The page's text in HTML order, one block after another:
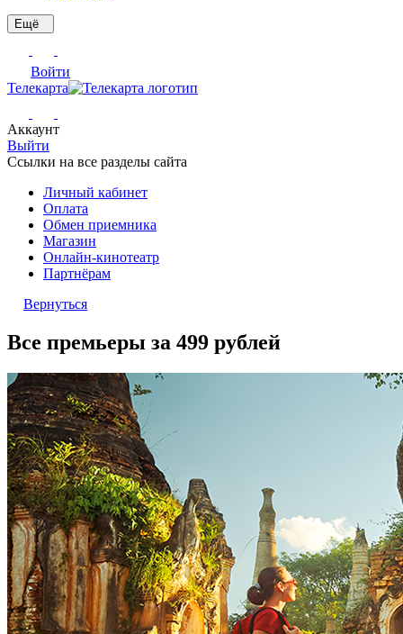
Ещё
Войти
Телекарта
Аккаунт
Выйти
Ссылки на все разделы сайта
Личный кабинет
Оплата
Обмен приемника
Магазин
Онлайн-кинотеатр
Партнёрам
Вернуться
Все премьеры за 499 рублей